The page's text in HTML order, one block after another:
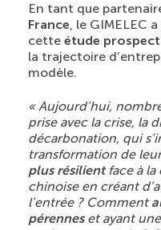
En tant que
France, le GIMELEC
cette étude
la trajectoire
modèle.
« Aujourd’hui,
prise avec la crise, la
décarbonation, qui
transformation de
plus résilientface à la
chinoise en créant
l’entrée ? Comment
pérenneset ayant